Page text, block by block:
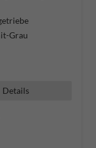
Grau
Details